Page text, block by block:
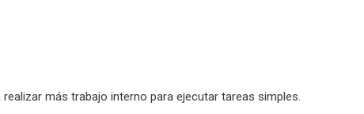
más trabajo interno para ejecutar tareas simples.